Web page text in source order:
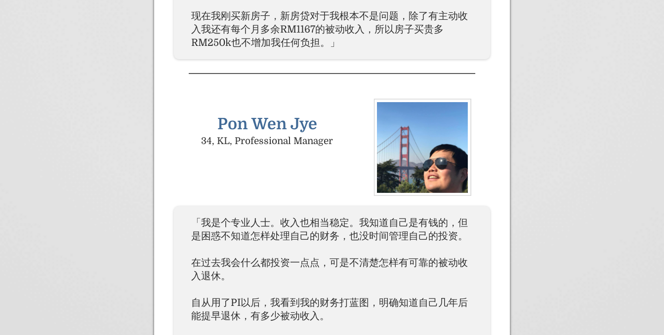
现在我刚买新房子，新房贷对于我根本不是问题，除了有主动收
入我还有每个月多余RM1167的被动收入，所以房子买贵多
RM250k也不增加我任何负担。」
Pon Wen Jye
34, KL, Professional Manager
「我是个专业人士。收入也相当稳定。我知道自己是有钱的，但
是困惑不知道怎样处理自己的财务，也没时间管理自己的投资。
在过去我会什么都投资一点点，可是不清楚怎样有可靠的被动收
入退休。
自从用了PI以后，我看到我的财务打蓝图，明确知道自己几年后
能提早退休，有多少被动收入。